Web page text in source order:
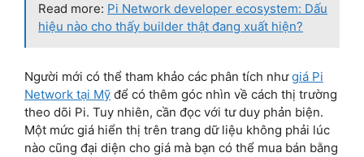
Read more: Pi Network developer ecosystem: Dấu
hiệu nào cho thấy builder thật đang xuất hiện?
Người mới có thể tham khảo các phân tích nhưgiá Pi
Network tại Mỹ để có thêm góc nhìn về cách thị trường
theo dõi Pi. Tuy nhiên, cần đọc với tư duy phản biện.
Một mức giá hiển thị trên trang dữ liệu không phải lúc
nào cũng đại diện cho giá mà bạn có thể mua bán bằng